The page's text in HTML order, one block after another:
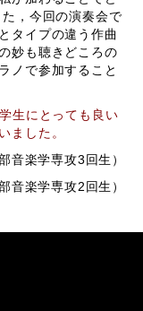
，今回の演奏会で
タイプの違う作曲
妙も聴きどころの
ノで参加すること
生にとっても良い
ました。
音楽学専攻3回生）
音楽学専攻2回生）